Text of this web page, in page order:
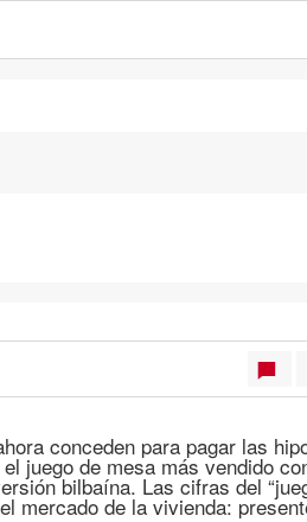
conceden para pagar las
juego de mesa más vendido
bilbaína. Las cifras del
mercado de la vivienda: